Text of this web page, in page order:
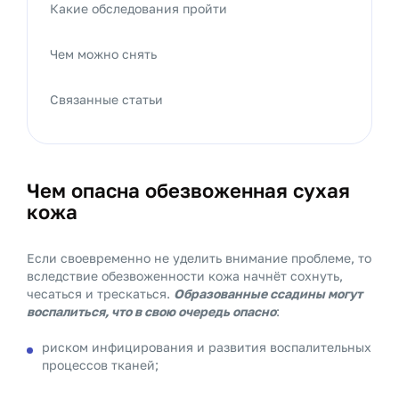
Чем опасна обезвоженная сухая
кожа
Если своевременно не уделить внимание проблеме, то
вследствие обезвоженности кожа начнёт сохнуть,
чесаться и трескаться. Образованные ссадины могут
воспалиться, что в свою очередь опасно:
риском инфицирования и развития воспалительных
процессов тканей;
Какие обследования пройти
Чем можно снять
Связанные статьи